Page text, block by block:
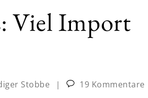
Viel Import
Stobbe |
19 Kommentare